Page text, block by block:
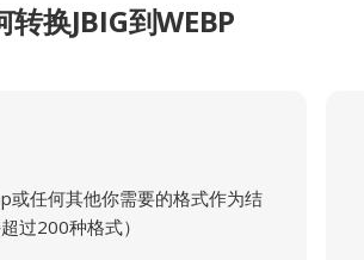
转换JBIG到WEBP
或任何其他你需要的格式作为结
过200种格式）